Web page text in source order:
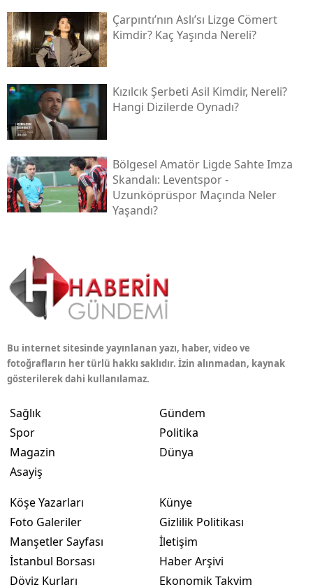
Çarpıntı’nın Aslı’sı Lizge Cömert
Kimdir? Kaç Yaşında Nereli?
Kızılcık Şerbeti Asil Kimdir, Nereli?
Hangi Dizilerde Oynadı?
Bölgesel Amatör Ligde Sahte Imza
Skandalı: Leventspor -
Uzunköprüspor Maçında Neler
Yaşandı?
Bu internet sitesinde yayınlanan yazı, haber, video ve
fotoğrafların her türlü hakkı saklıdır. İzin alınmadan, kaynak
gösterilerek dahi kullanılamaz.
Sağlık
Spor
Magazin
Asayiş
Gündem
Politika
Dünya
Köşe Yazarları
Foto Galeriler
Manşetler Sayfası
İstanbul Borsası
Döviz Kurları
Künye
Gizlilik Politikası
İletişim
Haber Arşivi
Ekonomik Takvim